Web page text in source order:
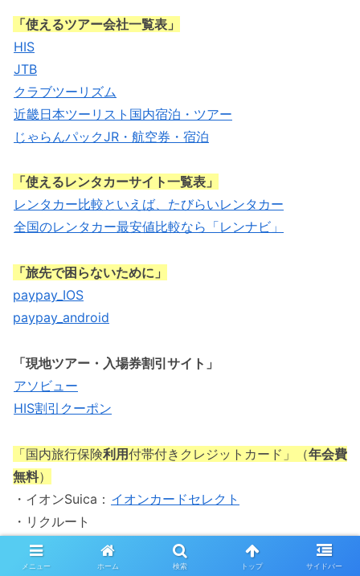
「使えるツアー会社一覧表」
HIS
JTB
クラブツーリズム
近畿日本ツーリスト国内宿泊・ツアー
じゃらんパックJR・航空券・宿泊
「使えるレンタカーサイト一覧表」
レンタカー比較といえば、たびらいレンタカー
全国のレンタカー最安値比較なら「レンナビ」
「旅先で困らないために」
paypay_IOS
paypay_android
「現地ツアー・入場券割引サイト」
アソビュー
HIS割引クーポン
「国内旅行保険利用付帯付きクレジットカード」（年会費
無料）
・イオンSuica： イオンカードセレクト
・リクルート
・ビックカメラSuica
・dカード
メニュー ホーム 検索 トップ サイドバー